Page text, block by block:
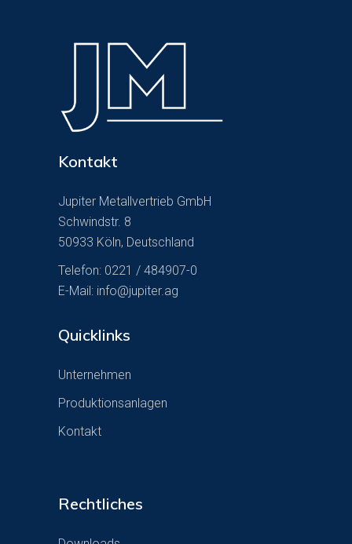
Kontakt
Jupiter Metallvertrieb GmbH
Schwindstr. 8
50933 Köln, Deutschland
Telefon: 0221 / 484907-0
E-Mail: info@jupiter.ag
Quicklinks
Unternehmen
Produktionsanlagen
Kontakt
Rechtliches